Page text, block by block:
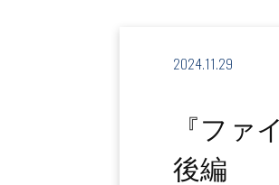
2024.11.29
『ファ
後編